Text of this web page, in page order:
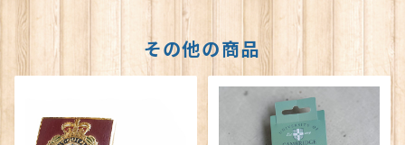
その他の商品